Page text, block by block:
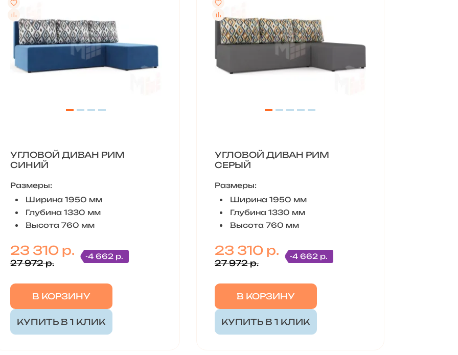
УГЛОВОЙ ДИВАН РИМ
СИНИЙ
Размеры:
Ширина 1950 мм
Глубина 1330 мм
Высота 760 мм
23 310 р.
27 972 р.
-4 662 р.
В КОРЗИНУ
КУПИТЬ В 1 КЛИК
УГЛОВОЙ ДИВАН РИМ
СЕРЫЙ
Размеры:
Ширина 1950 мм
Глубина 1330 мм
Высота 760 мм
23 310 р.
27 972 р.
-4 662 р.
В КОРЗИНУ
КУПИТЬ В 1 КЛИК